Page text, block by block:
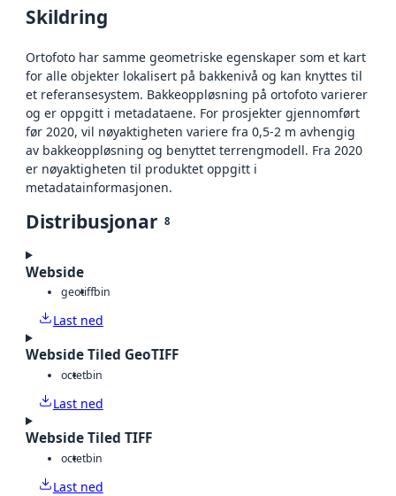
Skildring
Ortofoto har samme geometriske egenskaper som et kart
for alle objekter lokalisert på bakkenivå og kan knyttes til
et referansesystem. Bakkeoppløsning på ortofoto varierer
og er oppgitt i metadataene. For prosjekter gjennomført
før 2020, vil nøyaktigheten variere fra 0,5-2 m avhengig
av bakkeoppløsning og benyttet terrengmodell. Fra 2020
er nøyaktigheten til produktet oppgitt i
metadatainformasjonen.
Distribusjonar 8
Webside
geotiffbin
Last ned
Webside Tiled GeoTIFF
octetbin
Last ned
Webside Tiled TIFF
octetbin
Last ned